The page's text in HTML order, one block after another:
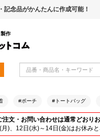
念品がかんたんに作成可能！
作
#ポーチ #トートバッグ
注文・お問い合わせは通常どおり
)、12日(水)～14日(金)はお休み